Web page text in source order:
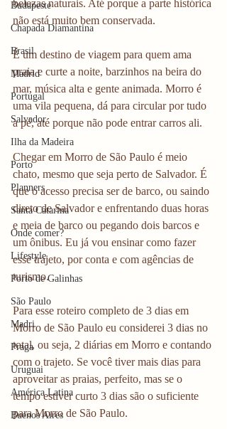
Budapeste
Chapada Diamantina
Brasil
Madrid
Portugal
Salvador
Ilha da Madeira
Porto
Planners
Santa Catarina
Onde comer?
Lifestyle
Porto de Galinhas
São Paulo
Madri
Praga
Uruguai
América Latina
Buenos Aires
belezas naturais. Até porque a parte histórica
não está muito bem conservada.
É um destino de viagem para quem ama
praia e curte a noite, barzinhos na beira do
mar, música alta e gente animada. Morro é
uma vila pequena, dá para circular por tudo
a pé, até porque não pode entrar carros ali.
Chegar em Morro de São Paulo é meio
chato, mesmo que seja perto de Salvador. É
que o acesso precisa ser de barco, ou saindo
direto de Salvador e enfrentando duas horas
e meia de barco ou pegando dois barcos e
um ônibus. Eu já vou ensinar como fazer
esse trajeto, por conta e com agências de
turismo.
Para esse roteiro completo de 3 dias em
Morro de São Paulo eu considerei 3 dias no
total, ou seja, 2 diárias em Morro e contando
com o trajeto. Se você tiver mais dias para
aproveitar as praias, perfeito, mas se o
tempo estiver curto 3 dias são o suficiente
para Morro de São Paulo.